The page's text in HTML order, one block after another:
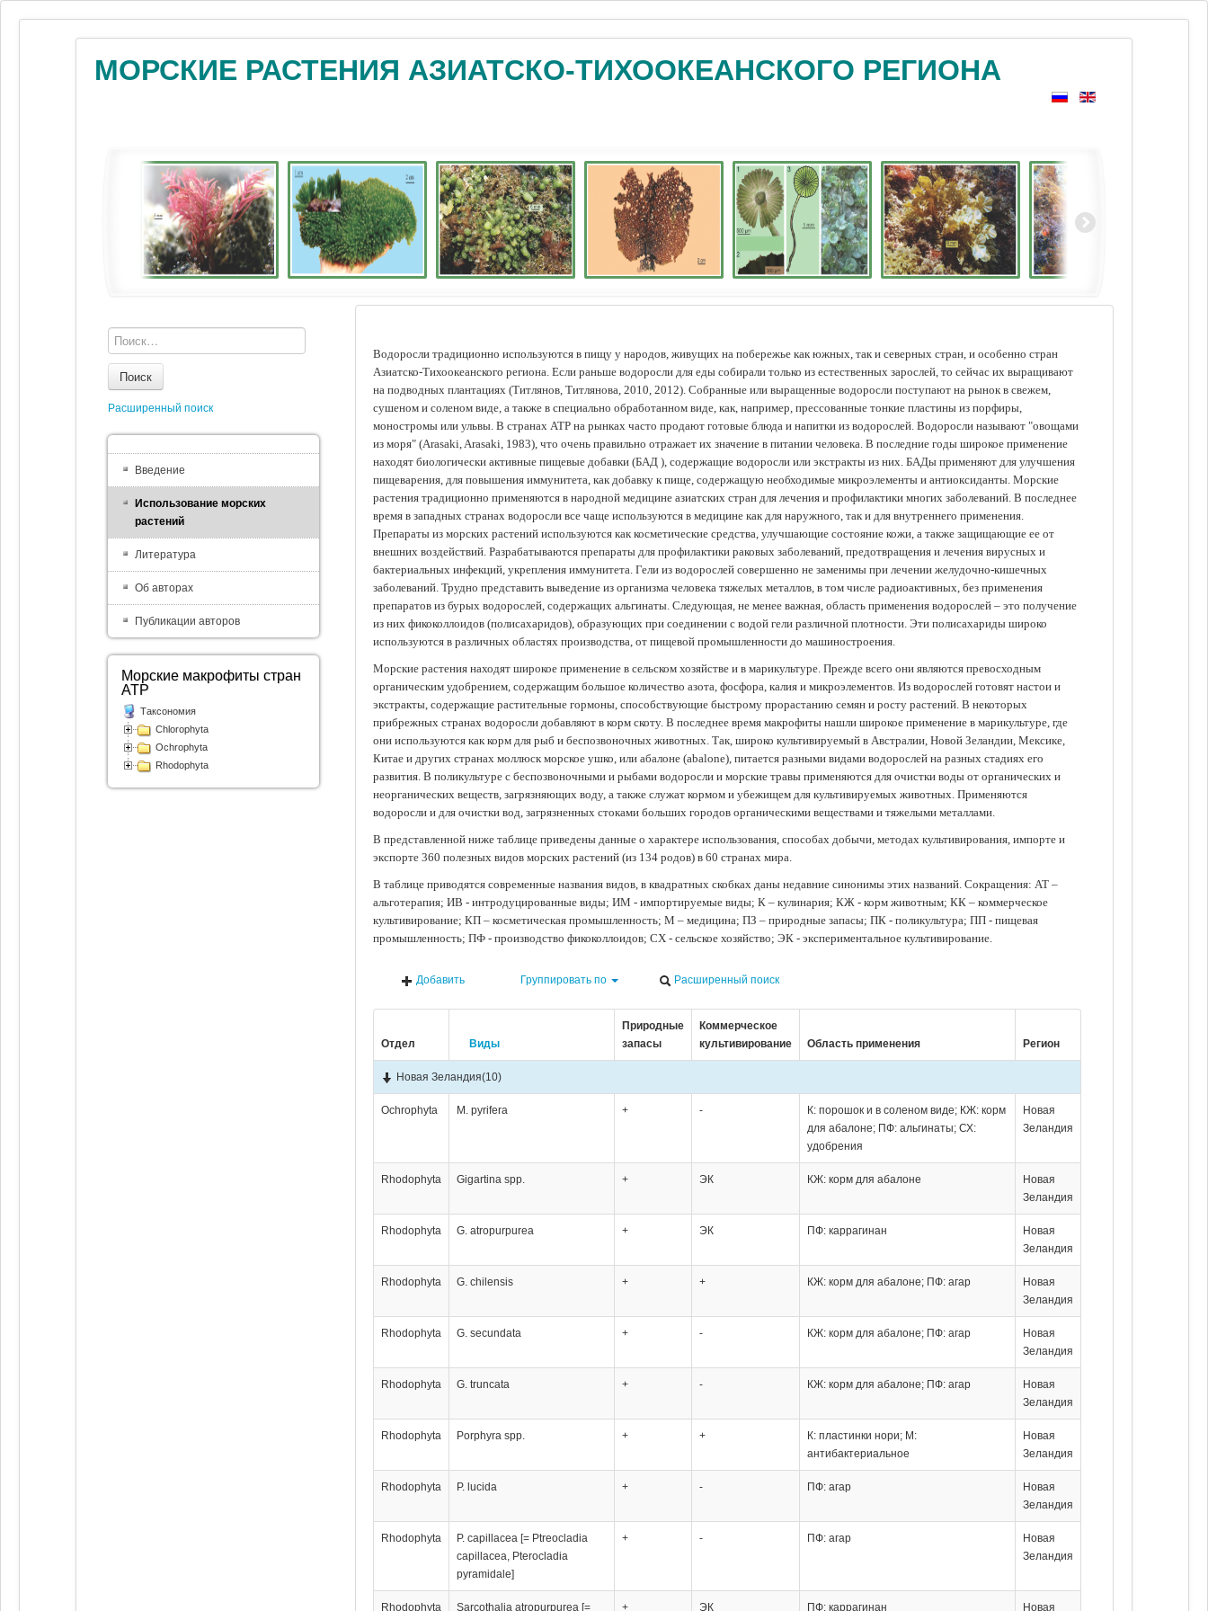
МОРСКИЕ РАСТЕНИЯ АЗИАТСКО-ТИХООКЕАНСКОГО РЕГИОНА
Водоросли традиционно используются в пищу у народов, живущих на побережье как южных, так и северных стран, и особенно стран
Азиатско-Тихоокеанского региона. Если раньше водоросли для еды собирали только из естественных зарослей, то сейчас их выращивают
на подводных плантациях (Tитлянов, Титлянова, 2010, 2012). Собранные или выращенные водоросли поступают на рынок в свежем,
сушеном и соленом виде, а также в специально обработанном виде, как, например, прессованные тонкие пластины из порфиры,
моностромы или ульвы. В странах АТР на рынках часто продают готовые блюда и напитки из водорослей. Водоросли называют "овощами
из моря" (Arasaki, Arasaki, 1983), что очень правильно отражает их значение в питании человека. В последние годы широкое применение
находят биологически активные пищевые добавки (БАД ), содержащие водоросли или экстракты из них. БАДы применяют для улучшения
пищеварения, для повышения иммунитета, как добавку к пище, содержащую необходимые микроэлементы и антиоксиданты. Морские
растения традиционно применяются в народной медицине азиатских стран для лечения и профилактики многих заболеваний. В последнее
время в западных странах водоросли все чаще используются в медицине как для наружного, так и для внутреннего применения.
Препараты из морских растений используются как косметические средства, улучшающие состояние кожи, а также защищающие ее от
внешних воздействий. Разрабатываются препараты для профилактики раковых заболеваний, предотвращения и лечения вирусных и
бактериальных инфекций, укрепления иммунитета. Гели из водорослей совершенно не заменимы при лечении желудочно-кишечных
заболеваний. Трудно представить выведение из организма человека тяжелых металлов, в том числе радиоактивных, без применения
препаратов из бурых водорослей, содержащих альгинаты. Следующая, не менее важная, область применения водорослей – это получение
из них фикоколлоидов (полисахаридов), образующих при соединении с водой гели различной плотности. Эти полисахариды широко
используются в различных областях производства, от пищевой промышленности до машиностроения.
Морские растения находят широкое применение в сельском хозяйстве и в марикультуре. Прежде всего они являются превосходным
органическим удобрением, содержащим большое количество азота, фосфора, калия и микроэлементов. Из водорослей готовят настои и
экстракты, содержащие растительные гормоны, способствующие быстрому прорастанию семян и росту растений. В некоторых
прибрежных странах водоросли добавляют в корм скоту. В последнее время макрофиты нашли широкое применение в марикультуре, где
они используются как корм для рыб и беспозвоночных животных. Так, широко культивируемый в Австралии, Новой Зеландии, Мексике,
Китае и других странах моллюск морское ушко, или абалоне (abalone), питается разными видами водорослей на разных стадиях его
развития. В поликультуре с беспозвоночными и рыбами водоросли и морские травы применяются для очистки воды от органических и
неорганических веществ, загрязняющих воду, а также служат кормом и убежищем для культивируемых животных. Применяются
водоросли и для очистки вод, загрязненных стоками больших городов органическими веществами и тяжелыми металлами.
В представленной ниже таблице приведены данные о характере использования, способах добычи, методах культивирования, импорте и
экспорте 360 полезных видов морских растений (из 134 родов) в 60 странах мира.
В таблице приводятся современные названия видов, в квадратных скобках даны недавние синонимы этих названий. Сокращения: АТ –
альготерапия; ИВ - интродуцированные виды; ИМ - импортируемые виды; К – кулинария; КЖ - корм животным; КК – коммерческое
культивирование; КП – косметическая промышленность; М – медицина; ПЗ – природные запасы; ПК - поликультура; ПП - пищевая
промышленность; ПФ - производство фикоколлоидов; СХ - сельское хозяйство; ЭК - экспериментальное культивирование.
Добавить Группировать по Расширенный поиск
Отдел Виды
Природные
запасы
Коммерческое
культивирование
Область применения Регион
Новая Зеландия(10)
Ochrophyta M. pyrifera + -
К: порошок и в соленом виде; КЖ: корм
для абалоне; ПФ: альгинаты; СХ:
удобрения
Новая
Зеландия
Rhodophyta Gigartina spp. + ЭК КЖ: корм для абалоне
Новая
Зеландия
Rhodophyta G. atropurpurea + ЭК ПФ: каррагинан
Новая
Зеландия
Rhodophyta G. chilensis + + КЖ: корм для абалоне; ПФ: агар
Новая
Зеландия
Rhodophyta G. secundata + - КЖ: корм для абалоне; ПФ: агар
Новая
Зеландия
Rhodophyta G. truncata + - КЖ: корм для абалоне; ПФ: агар
Новая
Зеландия
Rhodophyta Porphyra spp. + +
К: пластинки нори; М:
антибактериальное
Новая
Зеландия
Rhodophyta P. lucida + - ПФ: агар
Новая
Зеландия
Rhodophyta
P. capillacea [= Ptreocladia
capillacea, Pterocladia
pyramidale]
+ - ПФ: агар
Новая
Зеландия
Rhodophyta Sarcothalia atropurpurea [= + ЭК ПФ: каррагинан Новая
Поиск
Расширенный поиск
Введение
Использование морских
растений
Литература
Об авторах
Публикации авторов
Морские макрофиты стран
АТР
Таксономия
Chlorophyta
Ochrophyta
Rhodophyta